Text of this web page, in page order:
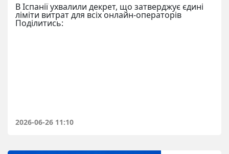
В Іспанії ухвалили декрет, що затверджує єдині
ліміти витрат для всіх онлайн-операторів
Поділитись:
2026-06-26 11:10